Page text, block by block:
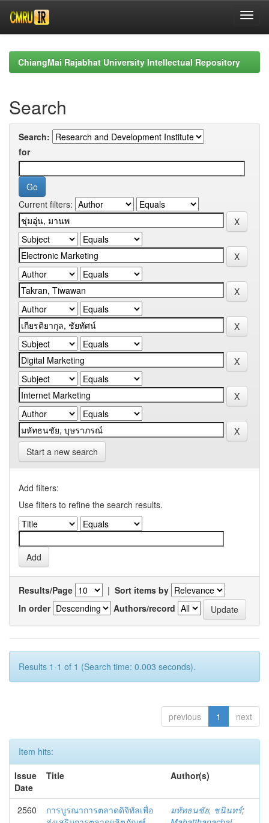
navigationChiangMai Rajabhat University Intellectual Repository
Search
Search:
for
Current filters:
Start a new search
Add filters:
Use filters to refine the search results.
Results/Page | Sort items by
In order
Authors/record
Results 1-1 of 1 (Search time: 0.003 seconds).
previous 1 next
Item hits:
Issue
Date
Title Author(s)
2560
การบูรณาการตลาดดิจิทัลเพื่อ
มหัทธนชัย, ชนินทร์;